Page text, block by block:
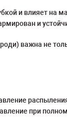
и влияет
и
важна не
при